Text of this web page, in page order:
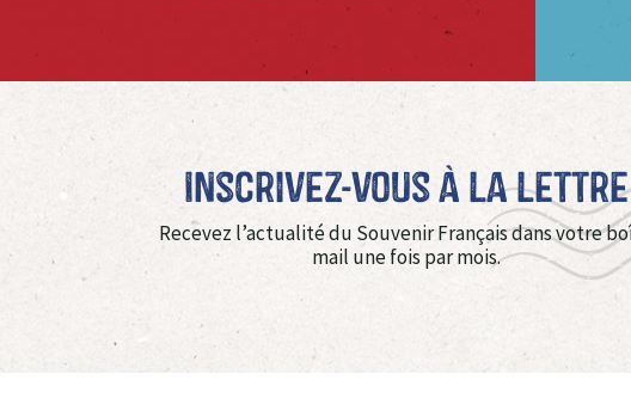
Inscrivez-vous à La Lettre
Recevez l’actualité du Souvenir Français dans votre
mail une fois par mois.